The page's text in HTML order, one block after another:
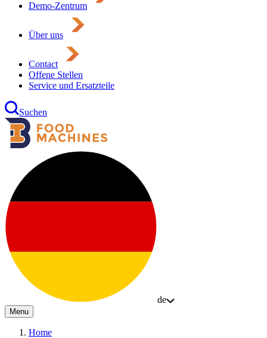
Demo-Zentrum
Über uns
Contact
Offene Stellen
Service und Ersatzteile
Suchen
de
Menu
Home